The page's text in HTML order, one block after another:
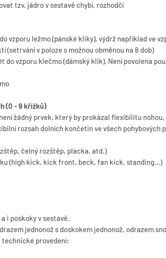
tzv. jádro v sestavě chybí, rozhodčí
vzporu ležmo (pánské kliky), výdrž například ve
v poloze s možnou obměnou na 8 dob)
do vzporu klečmo (dámský klik). Není povolena
(0 - 9 křížků)
žádný prvek, který by prokázal flexibilitu
rozsah dolních končetin ve všech pohybových
čelný rozštěp, placka, atd.)
(high kick, kick front, beck, fan kick, standing...)
i poskoky v sestavě.
jednonož s doskokem jednonož, odrazem
technické provedení: